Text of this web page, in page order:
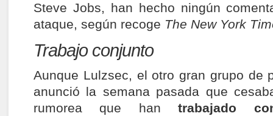
Steve Jobs, han hecho ningún
ataque, según recoge The New York
Trabajo conjunto
Aunque Lulzsec, el otro gran grupo de
anunció la semana pasada que
rumorea que hantrabajado